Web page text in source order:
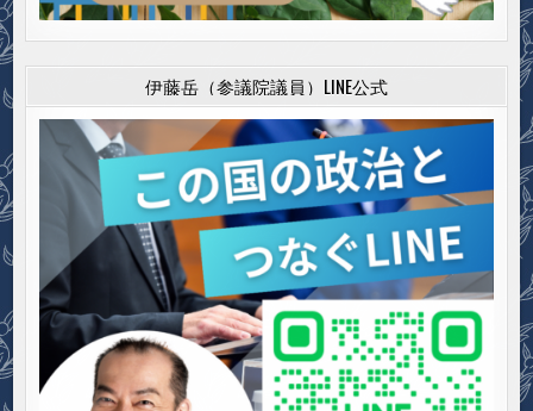
伊藤岳（参議院議員）LINE公式